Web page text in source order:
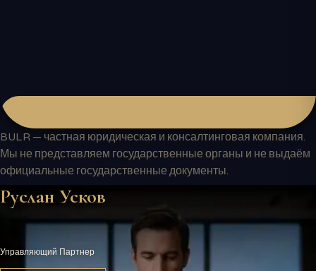
BULR — частная юридическая и консалтинговая компания.
Мы не представляем государственные органы и не выдаём
официальные государственные документы.
Руслан Усков
Управляющий Партнер